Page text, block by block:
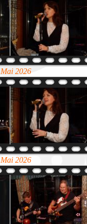
2026
2026